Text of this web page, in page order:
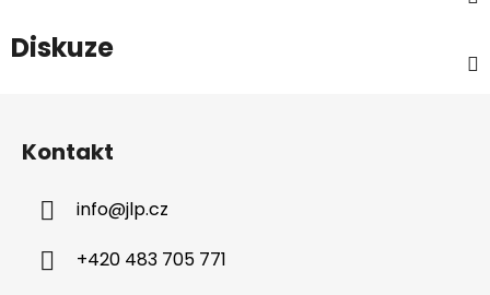
Diskuze
Kontakt
info@jlp.cz
+420 483 705 771